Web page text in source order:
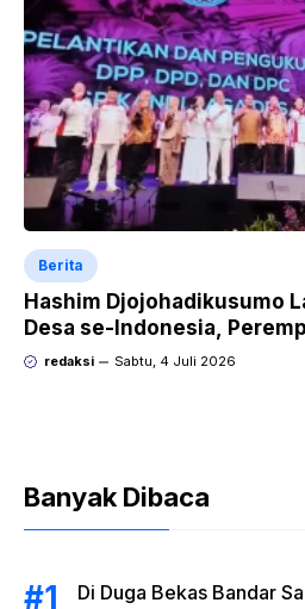
Berita
Hashim Djojohadikusumo
Desa se-Indonesia,
Program Strategis Prabowo
redaksi Sabtu, 4 Juli 2026
Banyak Dibaca
Di Duga Bekas Bandar